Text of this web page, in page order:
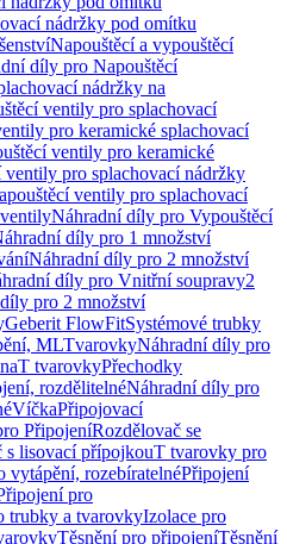
nádržky pod omítku
Napouštěcí a vypouštěcí
díly pro Napouštěcí
nádržky na
ventily pro splachovací
pro keramické splachovací
ventily pro keramické
ventily pro splachovací nádržky
ventily pro splachovací
Náhradní díly pro Vypouštěcí
díly pro 1 množství
Náhradní díly pro 2 množství
díly pro Vnitřní soupravy2
pro 2 množství
Geberit FlowFitSystémové trubky
MLTvarovkyNáhradní díly pro
T tvarovkyPřechodky
rozdělitelnéNáhradní díly pro
VíčkaPřipojovací
PřipojeníRozdělovač se
s lisovací přípojkouT tvarovky pro
vytápění, rozebíratelnéPřipojení
pro
trubky a tvarovkyIzolace pro
Těsnění pro připojeníTěsnění